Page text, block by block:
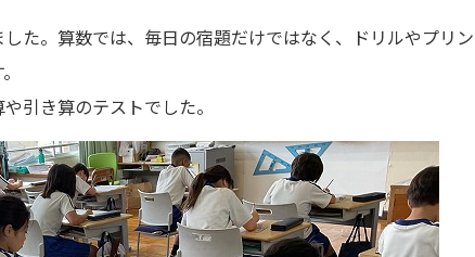
た。算数では、毎日の宿題だけではなく、ドリルやプリ
引き算のテストでした。